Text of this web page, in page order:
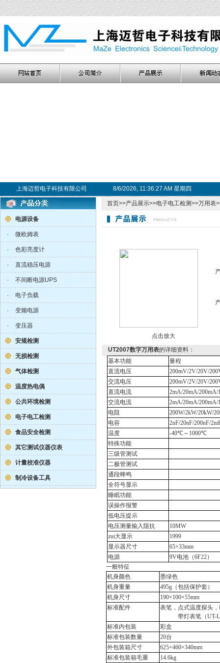
上海迈哲电子科技有限公司 8/6/2026, 11:36:27 AM 星期四
电源设备
· 微欧姆表
· 色彩亮度计
· 直流稳压电源
· 不间断电源UPS
· 电子负载
· 变频电源
· 变压器
安规检测
无损检测
气体检测
温度热电偶
公共环境检测
电子电工检测
食品安全检测
其它测试仪器仪表
计量校准仪器
制冷设备工具
首页>>产品展示>>电子电工检测>>万用表
点击放大
UT2007数字万用表的详细资料：
基本功能
量程
直流电压
200mV/2V/20V/
交流电压
200mV/2V/20V/
直流电流
2mA/20mA/200mA/
交流电流
2mA/20mA/200mA/
电阻
200W/2kW/20kW/
电容
2nF/20nF/200nF/2m
温度
-40℃～ 1000℃
特殊功能
三级管测试
二极管测试
通段蜂鸣
全符号显示
睡眠功能
误操作报警
低电压提示
电压测量输入阻抗
10MW
zui大显示
1999
显示器尺寸
65×33mm
电源
9V电池（6F22）
一般特征
机身颜色
墨绿色
机身重量
495g （包括保护套）
机身尺寸
190×100×55mm
标准配件
表笔，点式温度探头
带灯表笔（UT-
标准内包装
彩盒
标准包装数量
20台
外包装箱尺寸
625×460×340mm
标准包装箱毛重
14.6kg